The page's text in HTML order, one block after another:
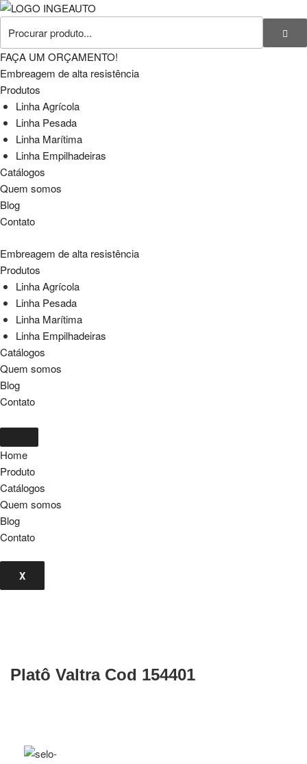
FAÇA UM ORÇAMENTO!
Embreagem de alta resistência
Produtos
Linha Agrícola
Linha Pesada
Linha Marítima
Linha Empilhadeiras
Catálogos
Quem somos
Blog
Contato
Embreagem de alta resistência
Produtos
Linha Agrícola
Linha Pesada
Linha Marítima
Linha Empilhadeiras
Catálogos
Quem somos
Blog
Contato
Home
Produto
Catálogos
Quem somos
Blog
Contato
X
Platô Valtra Cod 154401